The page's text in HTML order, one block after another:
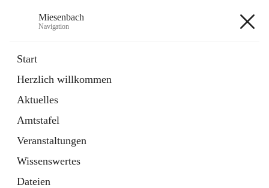
Miesenbach
Navigation
Start
Herzlich willkommen
Aktuelles
Amtstafel
Veranstaltungen
Wissenswertes
Dateien
Externe Webseite
in
Tab
Region Schneebergland
Externe Webseite
öffnet
in
neuem
Tab